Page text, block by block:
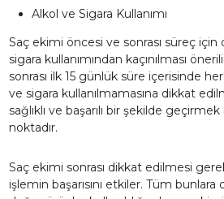
Alkol ve Sigara Kullanımı
Saç ekimi öncesi ve sonrası süreç için
sigara kullanımından kaçınılması
sonrası ilk 15 günlük süre içerisinde
ve sigara kullanılmamasına dikkat
sağlıklı ve başarılı bir şekilde
noktadır.
Saç ekimi sonrası dikkat edilmesi
işlemin başarısını etkiler. Tüm